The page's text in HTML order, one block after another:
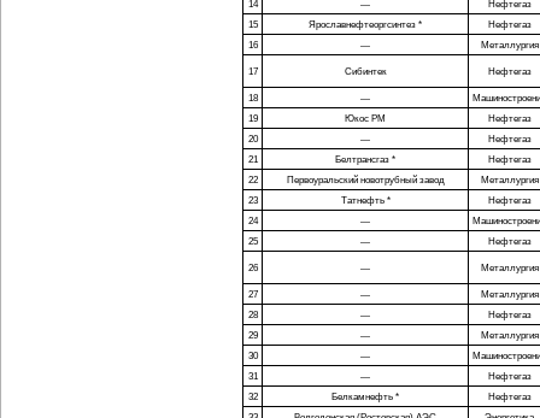
14 —
Нефтегаз
15
Ярославнефтеоргсинтез *
Нефтегаз
16
— Металлургия
17 Сибинтек Нефтегаз
18 —
19
Юкос РМ
Нефтегаз
20
—
Нефтегаз
21
Белтрансгаз *
Нефтегаз
22
Первоуральский новотрубный завод
Металлургия
23
Татнефть *
Нефтегаз
24
—
25
— Нефтегаз
26 — Металлургия
27 —
Металлургия
28
—
Нефтегаз
29
—
Металлургия
30
—
31
—
Нефтегаз
32
Белкамнефть *
Нефтегаз